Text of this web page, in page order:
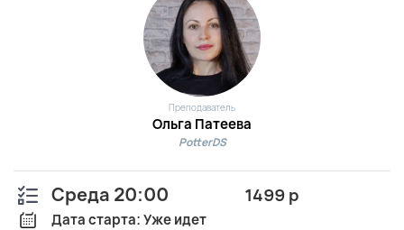
Преподаватель
Ольга Патеева
PotterDS
Среда 20:00 1499 р
Дата старта: Уже идет